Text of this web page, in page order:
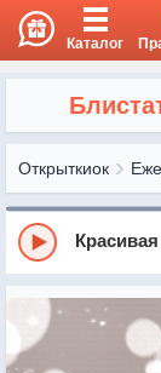
Каталог
Открыткиок